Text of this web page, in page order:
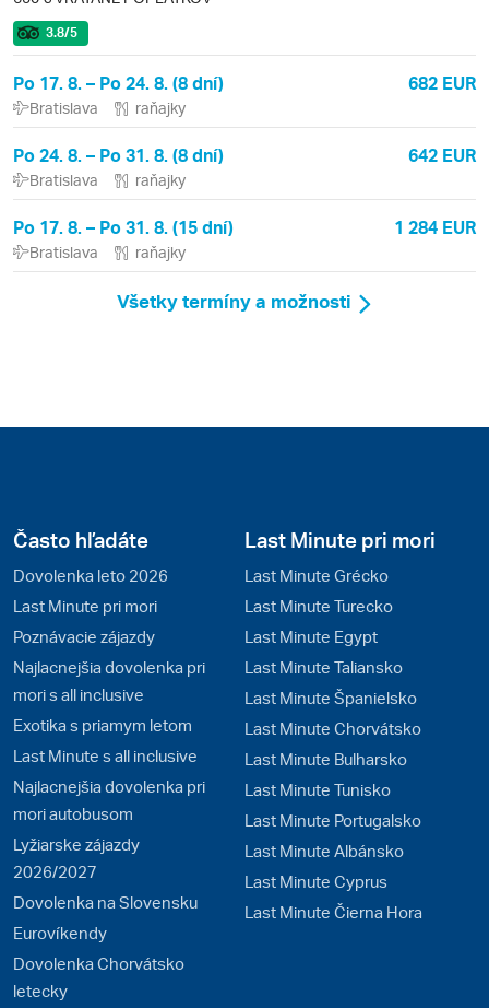
3.8/5
Po 17. 8. – Po 24. 8. (8 dní) 682 EUR
Bratislava raňajky
Po 24. 8. – Po 31. 8. (8 dní) 642 EUR
Bratislava raňajky
Po 17. 8. – Po 31. 8. (15 dní) 1 284 EUR
Bratislava raňajky
Všetky termíny a možnosti
Často hľadáte
Dovolenka leto 2026
Last Minute pri mori
Poznávacie zájazdy
Najlacnejšia dovolenka pri
mori s all inclusive
Exotika s priamym letom
Last Minute s all inclusive
Najlacnejšia dovolenka pri
mori autobusom
Lyžiarske zájazdy
2026/2027
Dovolenka na Slovensku
Eurovíkendy
Dovolenka Chorvátsko
letecky
Last Minute pri mori
Last Minute Grécko
Last Minute Turecko
Last Minute Egypt
Last Minute Taliansko
Last Minute Španielsko
Last Minute Chorvátsko
Last Minute Bulharsko
Last Minute Tunisko
Last Minute Portugalsko
Last Minute Albánsko
Last Minute Cyprus
Last Minute Čierna Hora